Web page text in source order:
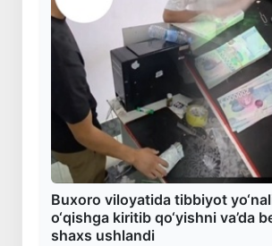
Buxoro viloyatida tibbiyot
o‘qishga kiritib qo‘yishni va’da
shaxs ushlandi